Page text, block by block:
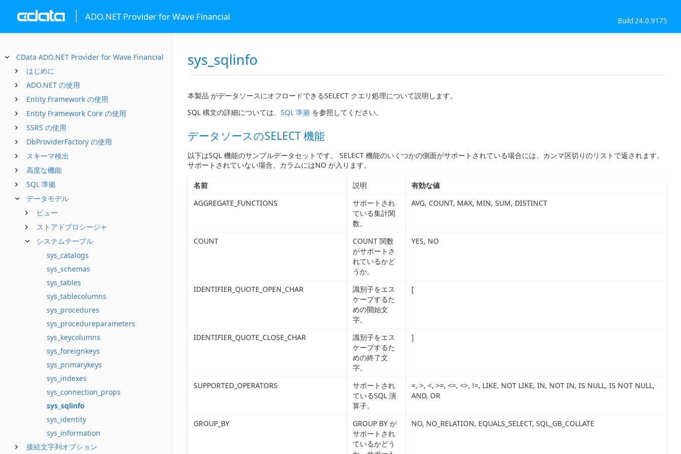
ADO.NET Provider for Wave Financial Build 24.0.9175
CData ADO.NET Provider for Wave Financial
はじめに
ADO.NET の使用
Entity Framework の使用
Entity Framework Core の使用
SSRS の使用
DbProviderFactory の使用
スキーマ検出
高度な機能
SQL 準拠
データモデル
ビュー
ストアドプロシージャ
システムテーブル
sys_catalogs
sys_schemas
sys_tables
sys_tablecolumns
sys_procedures
sys_procedureparameters
sys_keycolumns
sys_foreignkeys
sys_primarykeys
sys_indexes
sys_connection_props
sys_sqlinfo
sys_identity
sys_information
接続文字列オプション
sys_sqlinfo
本製品 がデータソースにオフロードできるSELECT クエリ処理について説明します。
SQL 構文の詳細については、 SQL 準拠 を参照してください。
データソースのSELECT 機能
以下はSQL 機能のサンプルデータセットです。 SELECT 機能のいくつかの側面がサポートされている場合には、カンマ区切りのリストで返されます。
サポートされていない場合、カラムにはNO が入ります。
名前 説明
有効な値
AGGREGATE_FUNCTIONS
サポートされ
ている集計関
数。
AVG, COUNT, MAX, MIN, SUM, DISTINCT
COUNT
COUNT 関数
がサポートさ
れているかど
うか。
YES, NO
IDENTIFIER_QUOTE_OPEN_CHAR
識別子をエス
ケープするた
めの開始文
字。
[
IDENTIFIER_QUOTE_CLOSE_CHAR
識別子をエス
ケープするた
めの終了文
字。
]
SUPPORTED_OPERATORS
サポートされ
ているSQL 演
算子。
=, >, <, >=, <=, <>, !=, LIKE, NOT LIKE, IN, NOT IN, IS NULL, IS NOT NULL,
AND, OR
GROUP_BY
GROUP BY が
サポートされ
ているかどう
NO, NO_RELATION, EQUALS_SELECT, SQL_GB_COLLATE